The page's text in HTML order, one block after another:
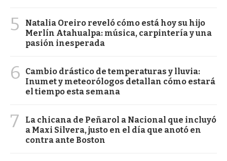
5
Natalia Oreiro reveló cómo está hoy su hijo
Merlín Atahualpa: música, carpintería y una
pasión inesperada
6
Cambio drástico de temperaturas y lluvia:
Inumet y meteorólogos detallan cómo estará
el tiempo esta semana
7
La chicana de Peñarol a Nacional que incluyó
a Maxi Silvera, justo en el día que anotó en
contra ante Boston